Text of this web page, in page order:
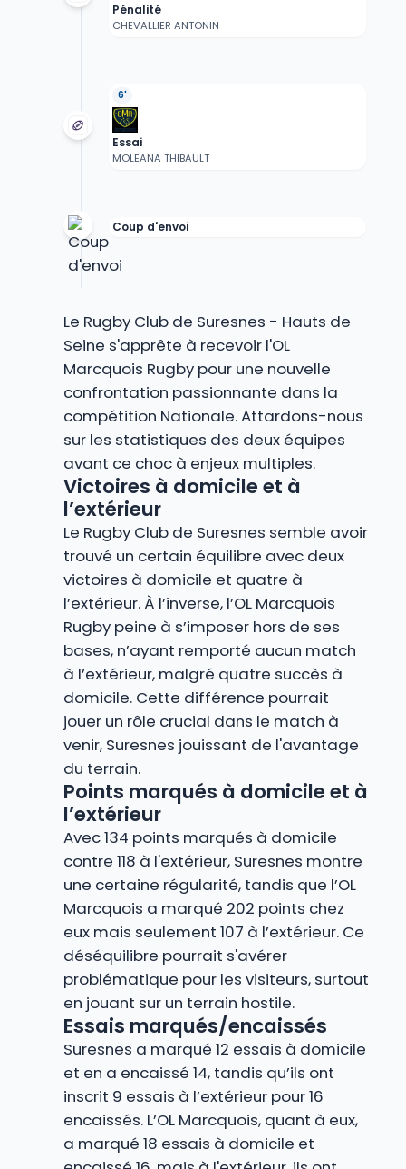
Pénalité
CHEVALLIER ANTONIN
6'
Essai
MOLEANA THIBAULT
Coup d'envoi
Le Rugby Club de Suresnes - Hauts de
Seine s'apprête à recevoir l'OL
Marcquois Rugby pour une nouvelle
confrontation passionnante dans la
compétition Nationale. Attardons-nous
sur les statistiques des deux équipes
avant ce choc à enjeux multiples.
Victoires à domicile et à
l’extérieur
Le Rugby Club de Suresnes semble avoir
trouvé un certain équilibre avec deux
victoires à domicile et quatre à
l’extérieur. À l’inverse, l’OL Marcquois
Rugby peine à s’imposer hors de ses
bases, n’ayant remporté aucun match
à l’extérieur, malgré quatre succès à
domicile. Cette différence pourrait
jouer un rôle crucial dans le match à
venir, Suresnes jouissant de l'avantage
du terrain.
Points marqués à domicile et à
l’extérieur
Avec 134 points marqués à domicile
contre 118 à l'extérieur, Suresnes montre
une certaine régularité, tandis que l’OL
Marcquois a marqué 202 points chez
eux mais seulement 107 à l’extérieur. Ce
déséquilibre pourrait s'avérer
problématique pour les visiteurs, surtout
en jouant sur un terrain hostile.
Essais marqués/encaissés
Suresnes a marqué 12 essais à domicile
et en a encaissé 14, tandis qu’ils ont
inscrit 9 essais à l’extérieur pour 16
encaissés. L’OL Marcquois, quant à eux,
a marqué 18 essais à domicile et